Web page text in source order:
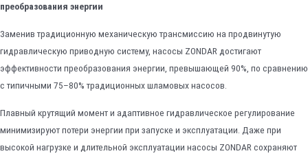
преобразования энергии
Заменив традиционную механическую трансмиссию на продвинутую
гидравлическую приводную систему, насосы ZONDAR достигают
эффективности преобразования энергии, превышающей 90%, по сравнению
с типичными 75–80% традиционных шламовых насосов.
Плавный крутящий момент и адаптивное гидравлическое регулирование
минимизируют потери энергии при запуске и эксплуатации. Даже при
высокой нагрузке и длительной эксплуатации насосы ZONDAR сохраняют